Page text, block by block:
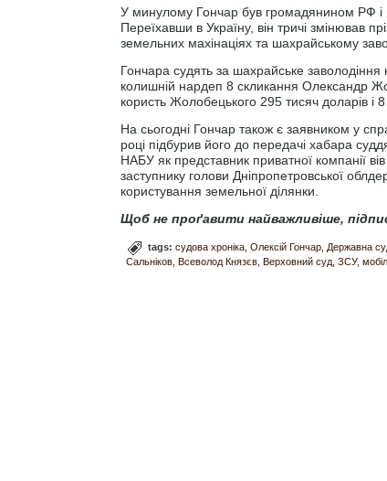
У минулому Гончар був громадянином РФ і
Переїхавши в Україну, він тричі змінював
земельних махінаціях та шахрайському
Гончара судять за шахрайське
колишній нардеп 8 скликання Олександр
користь Жолобецького 295 тисяч доларів і
На сьогодні Гончар також є заявником у
році підбурив його до передачі хабара
НАБУ як представник приватної компанії
заступнику голови Дніпропетровської
користування земельної ділянки.
Щоб не проґавити найважливіше,
tags: судова хроніка Олексій Гончар Державна
Сальніков Всеволод Князєв Верховний суд ЗСУ